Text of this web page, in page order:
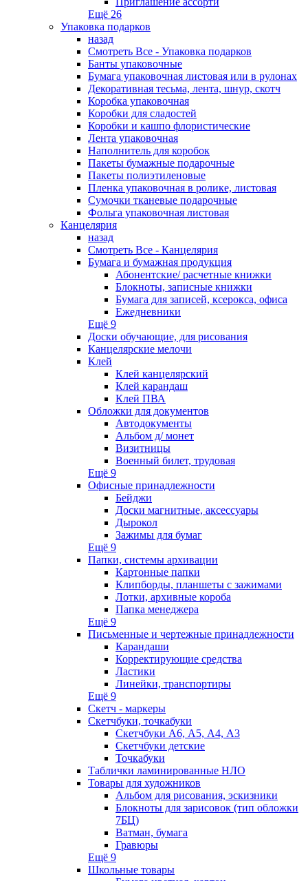
Ещё 26
Упаковка подарков
назад
Смотреть Все - Упаковка подарков
Банты упаковочные
Бумага упаковочная листовая или в рулонах
Декоративная тесьма, лента, шнур, скотч
Коробка упаковочная
Коробки для сладостей
Коробки и кашпо флористические
Лента упаковочная
Наполнитель для коробок
Пакеты бумажные подарочные
Пакеты полиэтиленовые
Пленка упаковочная в ролике, листовая
Сумочки тканевые подарочные
Фольга упаковочная листовая
Канцелярия
назад
Смотреть Все - Канцелярия
Бумага и бумажная продукция
Абонентские/ расчетные книжки
Блокноты, записные книжки
Бумага для записей, ксерокса, офиса
Ежедневники
Ещё 9
Доски обучающие, для рисования
Канцелярские мелочи
Клей
Клей канцелярский
Клей карандаш
Клей ПВА
Обложки для документов
Автодокументы
Альбом д/ монет
Визитницы
Военный билет, трудовая
Ещё 9
Офисные принадлежности
Бейджи
Доски магнитные, аксессуары
Дырокол
Зажимы для бумаг
Ещё 9
Папки, системы архивации
Картонные папки
Клипборды, планшеты с зажимами
Лотки, архивные короба
Папка менеджера
Ещё 9
Письменные и чертежные принадлежности
Карандаши
Корректирующие средства
Ластики
Линейки, транспортиры
Ещё 9
Скетч - маркеры
Скетчбуки, точкабуки
Скетчбуки А6, А5, А4, А3
Скетчбуки детские
Точкабуки
Таблички ламинированные НЛО
Товары для художников
Альбом для рисования, эскизники
Блокноты для зарисовок (тип обложки
7БЦ)
Ватман, бумага
Гравюры
Ещё 9
Школьные товары